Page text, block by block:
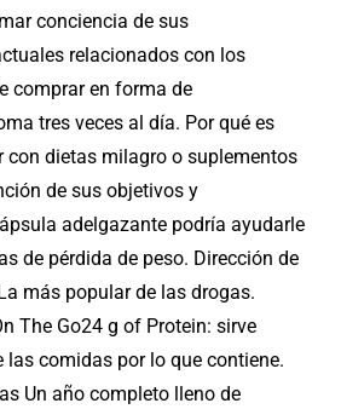
conciencia de sus
relacionados con los
comprar en forma de
tres veces al día. Por qué es
con dietas milagro o suplementos
de sus objetivos y
adelgazante podría ayudarle
de pérdida de peso. Dirección de
más popular de las drogas.
The Go24 g of Protein: sirve
las comidas por lo que contiene.
Un año completo lleno de